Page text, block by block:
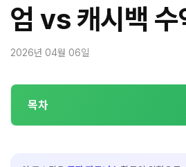
엄 vs 캐시백 수
2026년 04월 06일
목차